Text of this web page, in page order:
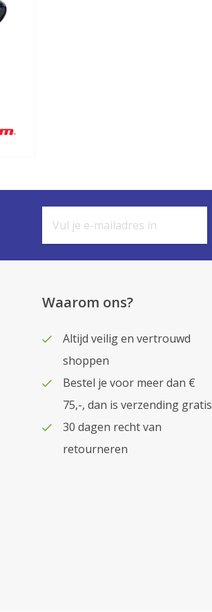
Waarom ons?
Altijd veilig en vertrouwd
shoppen
Bestel je voor meer dan €
75,-, dan is verzending gratis
30 dagen recht van
retourneren